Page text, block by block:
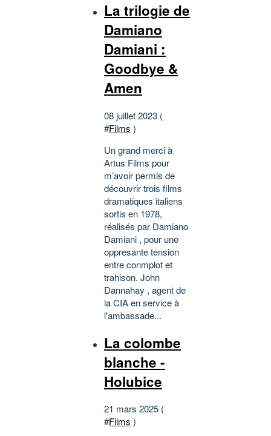
La trilogie de
Damiano
Damiani :
Goodbye &
Amen
08 juillet 2023 (
#Films )
Un grand merci à
Artus Films pour
m’avoir permis de
découvrir trois films
dramatiques italiens
sortis en 1978,
réalisés par Damiano
Damiani , pour une
oppresante tension
entre conmplot et
trahison. John
Dannahay , agent de
la CIA en service à
l'ambassade...
La colombe
blanche -
Holubice
21 mars 2025 (
#Films )